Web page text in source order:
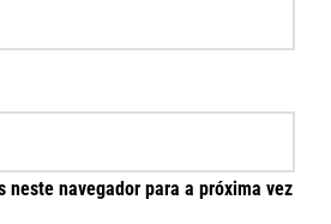
neste navegador para a próxima vez